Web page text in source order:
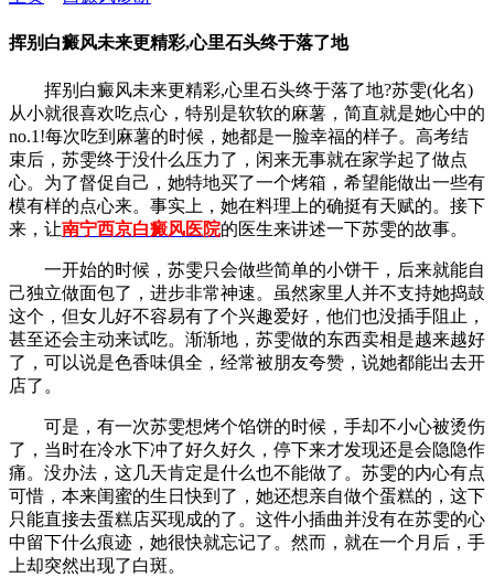
挥别白癜风未来更精彩,心里石头终于落了地
挥别白癜风未来更精彩,心里石头终于落了地?苏雯(化名)
从小就很喜欢吃点心，特别是软软的麻薯，简直就是她心中的
no.1!每次吃到麻薯的时候，她都是一脸幸福的样子。高考结
束后，苏雯终于没什么压力了，闲来无事就在家学起了做点
心。为了督促自己，她特地买了一个烤箱，希望能做出一些有
模有样的点心来。事实上，她在料理上的确挺有天赋的。接下
来，让南宁西京白癜风医院的医生来讲述一下苏雯的故事。
一开始的时候，苏雯只会做些简单的小饼干，后来就能自
己独立做面包了，进步非常神速。虽然家里人并不支持她捣鼓
这个，但女儿好不容易有了个兴趣爱好，他们也没插手阻止，
甚至还会主动来试吃。渐渐地，苏雯做的东西卖相是越来越好
了，可以说是色香味俱全，经常被朋友夸赞，说她都能出去开
店了。
可是，有一次苏雯想烤个馅饼的时候，手却不小心被烫伤
了，当时在冷水下冲了好久好久，停下来才发现还是会隐隐作
痛。没办法，这几天肯定是什么也不能做了。苏雯的内心有点
可惜，本来闺蜜的生日快到了，她还想亲自做个蛋糕的，这下
只能直接去蛋糕店买现成的了。这件小插曲并没有在苏雯的心
中留下什么痕迹，她很快就忘记了。然而，就在一个月后，手
上却突然出现了白斑。